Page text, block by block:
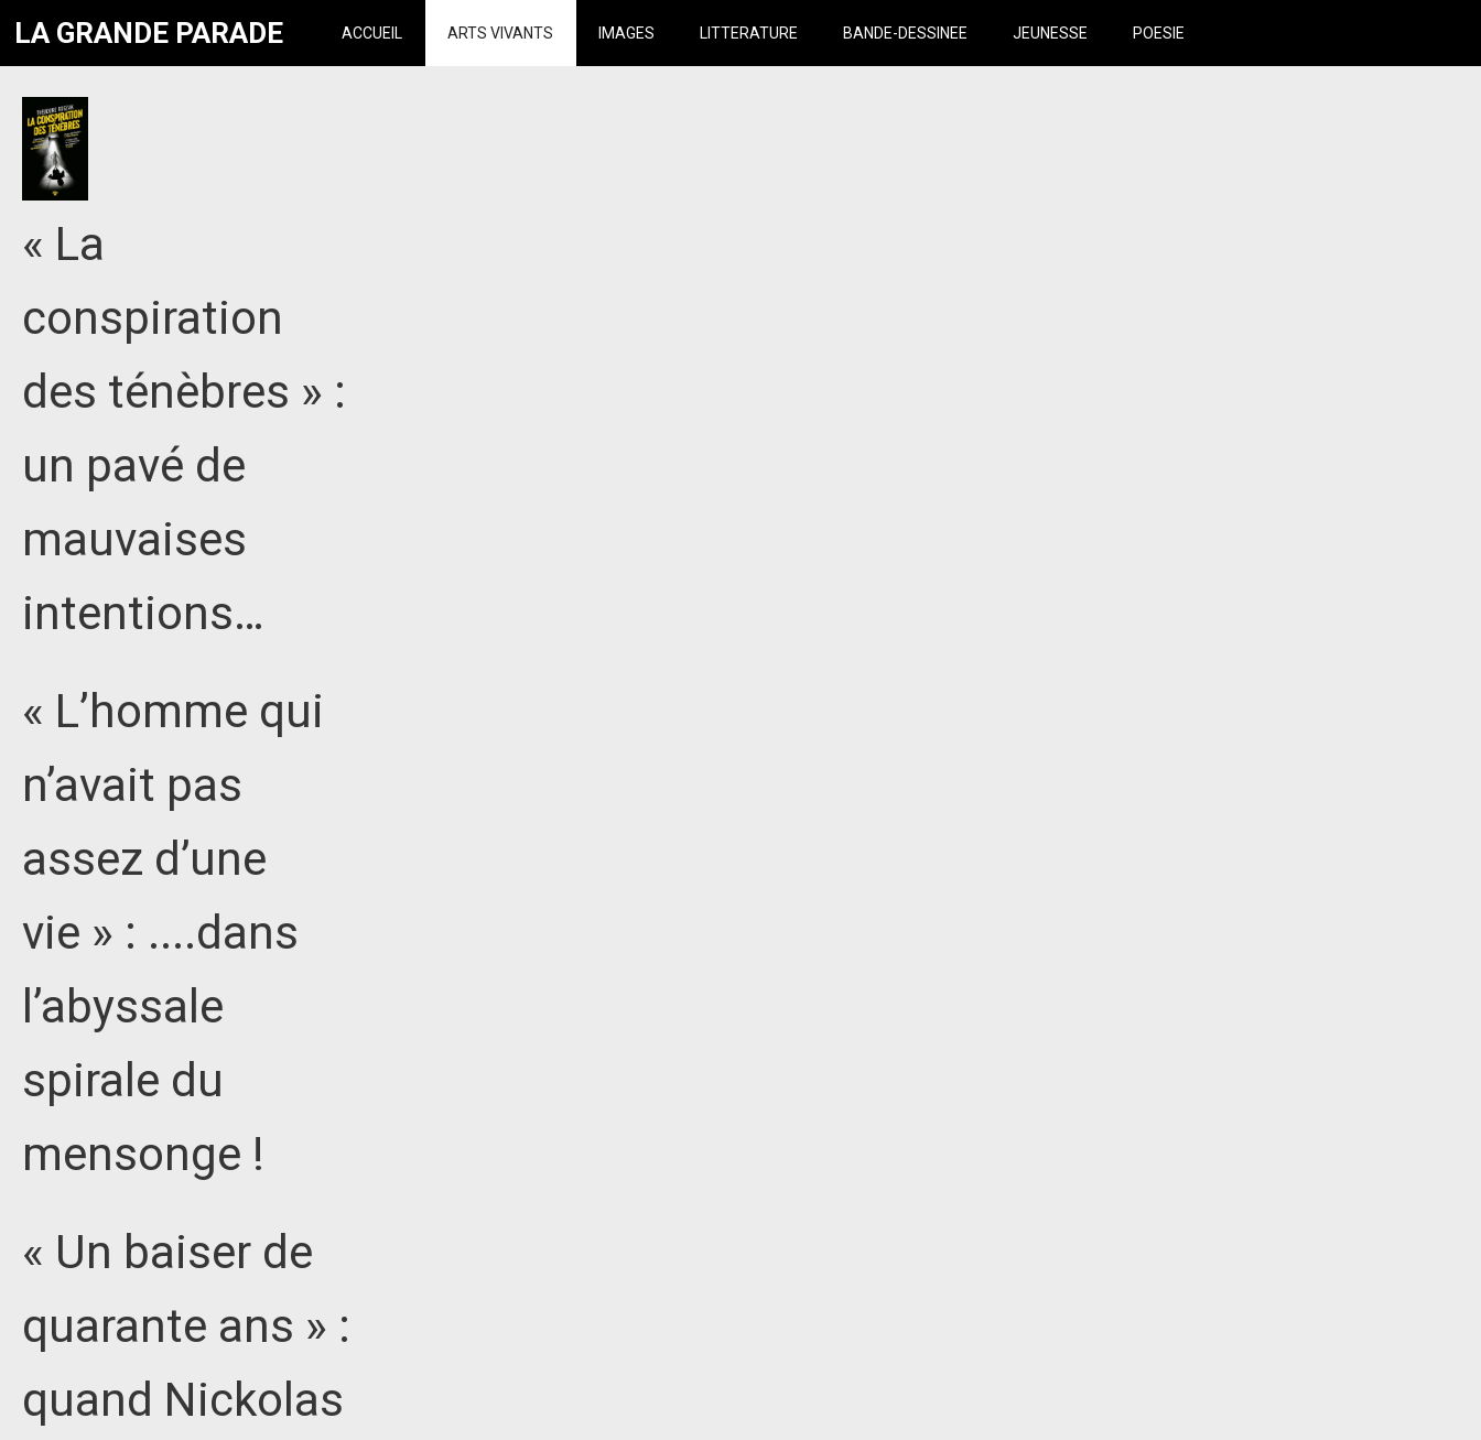
LA GRANDE PARADE ACCUEIL ARTS VIVANTS IMAGES LITTERATURE BANDE-DESSINEE JEUNESSE POESIE
« La
conspiration
des ténèbres » :
un pavé de
mauvaises
intentions…
« L’homme qui
n’avait pas
assez d’une
vie » : ....dans
l’abyssale
spirale du
mensonge !
« Un baiser de
quarante ans » :
quand Nickolas